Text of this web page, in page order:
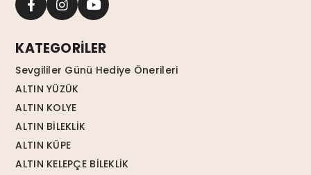
KATEGORİLER
Sevgililer Günü Hediye Önerileri
ALTIN YÜZÜK
ALTIN KOLYE
ALTIN BİLEKLİK
ALTIN KÜPE
ALTIN KELEPÇE BİLEKLİK